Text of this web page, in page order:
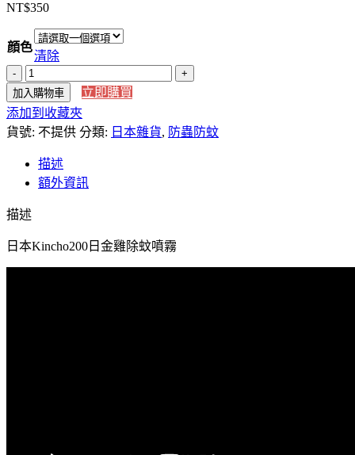
NT$350
顔色
清除
【日
本
代
購】
本
Kincho200
金
雞
加入購物車
立即購買
添加到收藏夾
貨號: 不提供 分類: 日本雜貨, 防蟲防蚊
描述
額外資訊
描述
日本Kincho200日金雞除蚊噴霧